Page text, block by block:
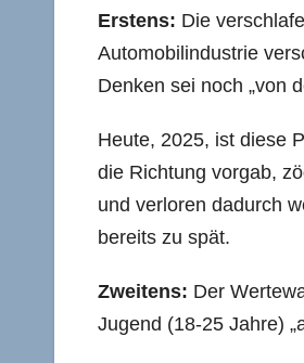
Erstens: Die
Automobilindustrie
Denken sei noch „von
Heute, 2025, ist diese
die Richtung vorgab,
und verloren dadurch
bereits zu spät.
Zweitens: Der
Jugend (18-25 Jahre)